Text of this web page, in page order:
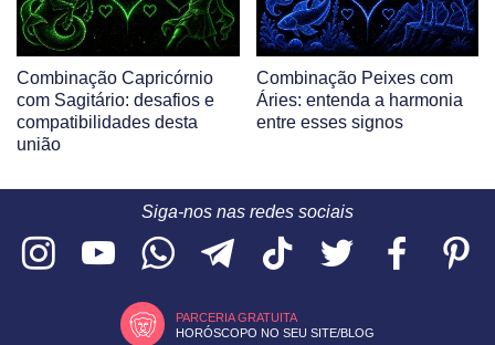
Combinação Capricórnio
com Sagitário: desafios e
compatibilidades desta
união
Combinação Peixes com
Áries: entenda a harmonia
entre esses signos
Siga-nos nas redes sociais
PARCERIA GRATUITA
HORÓSCOPO NO SEU SITE/BLOG